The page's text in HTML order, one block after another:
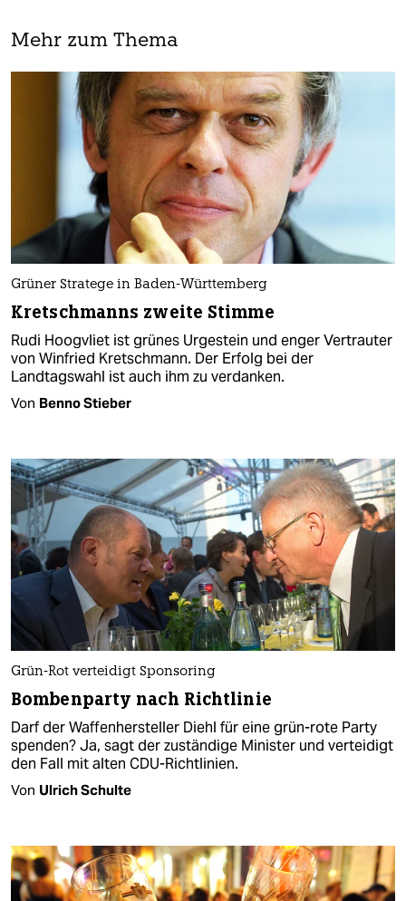
Mehr zum Thema
Grüner Stratege in Baden-Württemberg
Kretschmanns zweite Stimme
Rudi Hoogvliet ist grünes Urgestein und enger Vertrauter
von Winfried Kretschmann. Der Erfolg bei der
Landtagswahl ist auch ihm zu verdanken.
Von Benno Stieber
Grün-Rot verteidigt Sponsoring
Bombenparty nach Richtlinie
Darf der Waffenhersteller Diehl für eine grün-rote Party
spenden? Ja, sagt der zuständige Minister und verteidigt
den Fall mit alten CDU-Richtlinien.
Von Ulrich Schulte